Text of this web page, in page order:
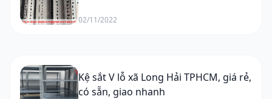
02/11/2022
Kệ sắt V lỗ xã Long Hải TPHCM, giá rẻ,
có sẵn, giao nhanh